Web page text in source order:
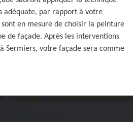
adéquate, par rapport à votre
en mesure de choisir la peinture
de façade. Après les interventions
Sermiers, votre façade sera comme